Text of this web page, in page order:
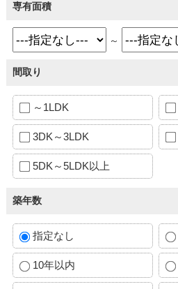
専有面積
～
間取り
～1LDK
3DK～3LDK
5DK～5LDK以上
築年数
指定なし
10年以内